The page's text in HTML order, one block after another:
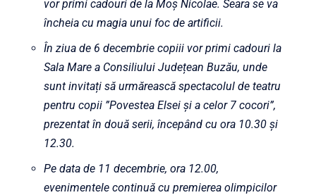
vor primi cadouri de la Moș Nicolae. Seara se va
încheia cu magia unui foc de artificii.
În ziua de 6 decembrie copiii vor primi cadouri la
Sala Mare a Consiliului Județean Buzău, unde
sunt invitați să urmărească spectacolul de teatru
pentru copii ”Povestea Elsei și a celor 7 cocori”,
prezentat în două serii, începând cu ora 10.30 și
12.30.
Pe data de 11 decembrie, ora 12.00,
evenimentele continuă cu premierea olimpicilor